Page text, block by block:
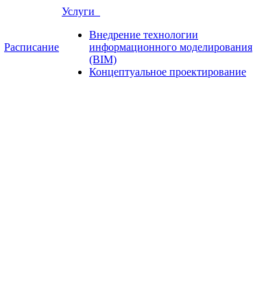
Расписание
Услуги
Внедрение технологии
информационного моделирования
(BIM)
Концептуальное проектирование